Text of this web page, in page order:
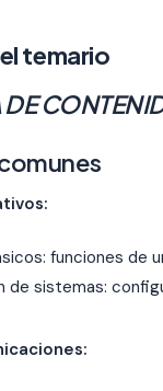
temario
funciones de
de sistemas: